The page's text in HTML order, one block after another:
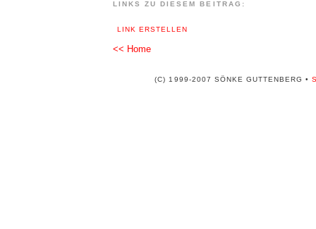
LINKS ZU DIESEM BEITRAG:
LINK ERSTELLEN
<< Home
(C) 1999-2007 SÖNKE GUTTENBERG •